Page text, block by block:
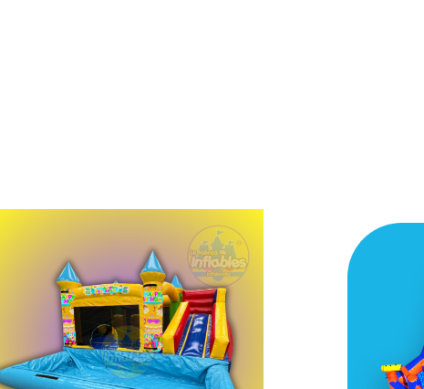
AQUA PARK ROJO
MEDIDAS 5.4M LARGO X 4.3M ANCHO
X 3.5M ALTO INCLUYE......
$35,999.00 $